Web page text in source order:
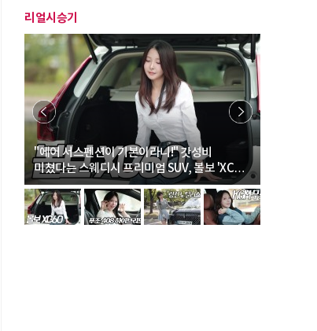
리얼시승기
"에어 서스펜션이 기본이라니!" 갓성비
미쳤다는 스웨디시 프리미엄 SUV, 볼보 'XC60
B5 울트라'